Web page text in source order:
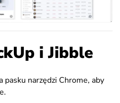
i Jibble
pasku narzędzi Chrome, aby